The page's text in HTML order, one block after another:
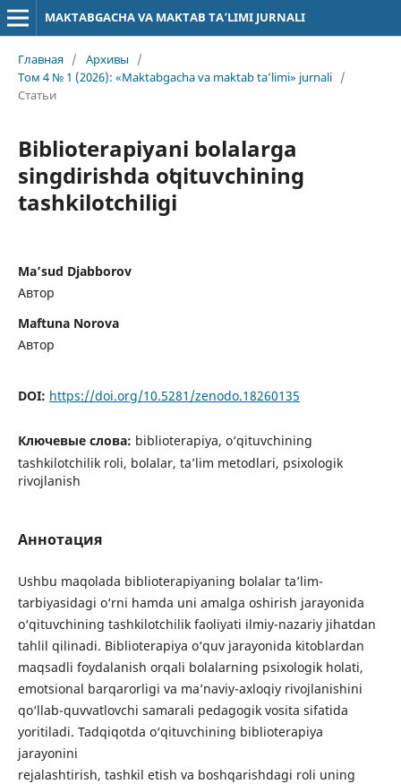
MAKTABGACHA VA MAKTAB TA’LIMI JURNALI
Главная / Архивы
/
Том 4 № 1 (2026): «Maktabgacha va maktab ta’limi» jurnali /
Статьи
Biblioterapiyani bolalarga
singdirishda oʻqituvchining
tashkilotchiligi
Ma’sud Djabborov
Автор
Maftuna Norova
Автор
DOI: https://doi.org/10.5281/zenodo.18260135
Ключевые слова: biblioterapiya, o‘qituvchining
tashkilotchilik roli, bolalar, ta’lim metodlari, psixologik
rivojlanish
Аннотация
Ushbu maqolada biblioterapiyaning bolalar ta’lim-
tarbiyasidagi o‘rni hamda uni amalga oshirish jarayonida
o‘qituvchining tashkilotchilik faoliyati ilmiy-nazariy jihatdan
tahlil qilinadi. Biblioterapiya o‘quv jarayonida kitoblardan
maqsadli foydalanish orqali bolalarning psixologik holati,
emotsional barqarorligi va ma’naviy-axloqiy rivojlanishini
qo‘llab-quvvatlovchi samarali pedagogik vosita sifatida
yoritiladi. Tadqiqotda o‘qituvchining biblioterapiya
jarayonini
rejalashtirish, tashkil etish va boshqarishdagi roli uning